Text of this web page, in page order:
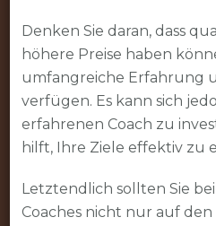
Denken Sie daran, dass
höhere Preise haben
umfangreiche Erfahrung
verfügen. Es kann sich
erfahrenen Coach zu
hilft, Ihre Ziele effektiv zu
Letztendlich sollten Sie
Coaches nicht nur auf